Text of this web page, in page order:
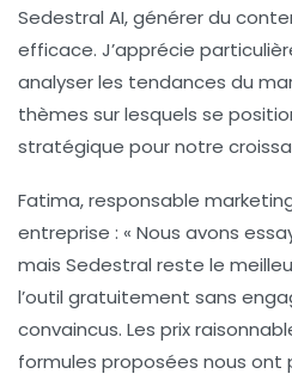
Sedestral AI, générer du
efficace. J’apprécie
analyser les tendances du
thèmes sur lesquels se
stratégique pour notre
Fatima, responsable
entreprise : « Nous avons
mais Sedestral reste le
l’outil gratuitement sans
convaincus. Les prix
formules proposées nous ont